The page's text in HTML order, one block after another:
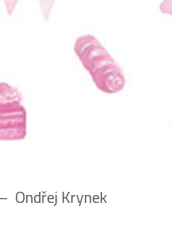
Ondřej Krynek